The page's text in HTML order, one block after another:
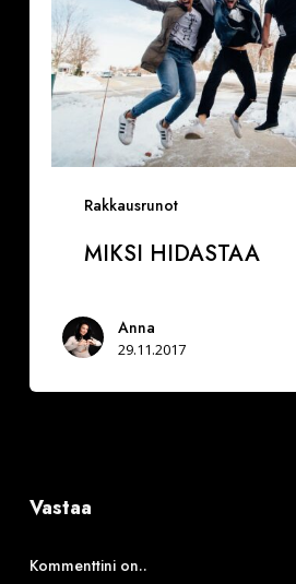
Rakkausrunot
MIKSI HIDASTAA
Anna
29.11.2017
Vastaa
Kommenttini on..